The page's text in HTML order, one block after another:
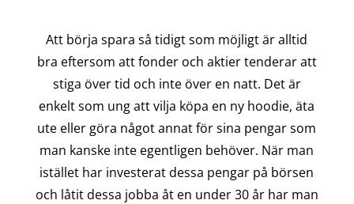
Att börja spara så tidigt som möjligt är alltid
bra eftersom att fonder och aktier tenderar att
stiga över tid och inte över en natt. Det är
enkelt som ung att vilja köpa en ny hoodie, äta
ute eller göra något annat för sina pengar som
man kanske inte egentligen behöver. När man
istället har investerat dessa pengar på börsen
och låtit dessa jobba åt en under 30 år har man